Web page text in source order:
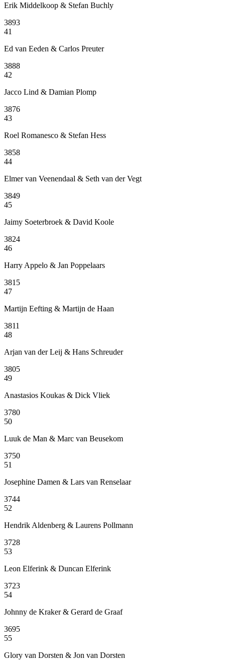
Erik Middelkoop & Stefan Buchly
3893
41
Ed van Eeden & Carlos Preuter
3888
42
Jacco Lind & Damian Plomp
3876
43
Roel Romanesco & Stefan Hess
3858
44
Elmer van Veenendaal & Seth van der Vegt
3849
45
Jaimy Soeterbroek & David Koole
3824
46
Harry Appelo & Jan Poppelaars
3815
47
Martijn Eefting & Martijn de Haan
3811
48
Arjan van der Leij & Hans Schreuder
3805
49
Anastasios Koukas & Dick Vliek
3780
50
Luuk de Man & Marc van Beusekom
3750
51
Josephine Damen & Lars van Renselaar
3744
52
Hendrik Aldenberg & Laurens Pollmann
3728
53
Leon Elferink & Duncan Elferink
3723
54
Johnny de Kraker & Gerard de Graaf
3695
55
Glory van Dorsten & Jon van Dorsten